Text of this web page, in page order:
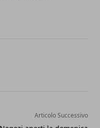
Articolo Successivo